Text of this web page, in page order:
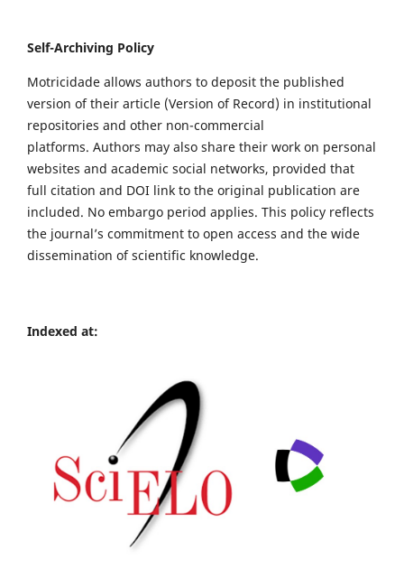
Self-Archiving Policy
Motricidade allows authors to deposit the published
version of their article (Version of Record) in institutional
repositories and other non-commercial
platforms. Authors may also share their work on personal
websites and academic social networks, provided that
full citation and DOI link to the original publication are
included. No embargo period applies. This policy reflects
the journal’s commitment to open access and the wide
dissemination of scientific knowledge.
Indexed at: